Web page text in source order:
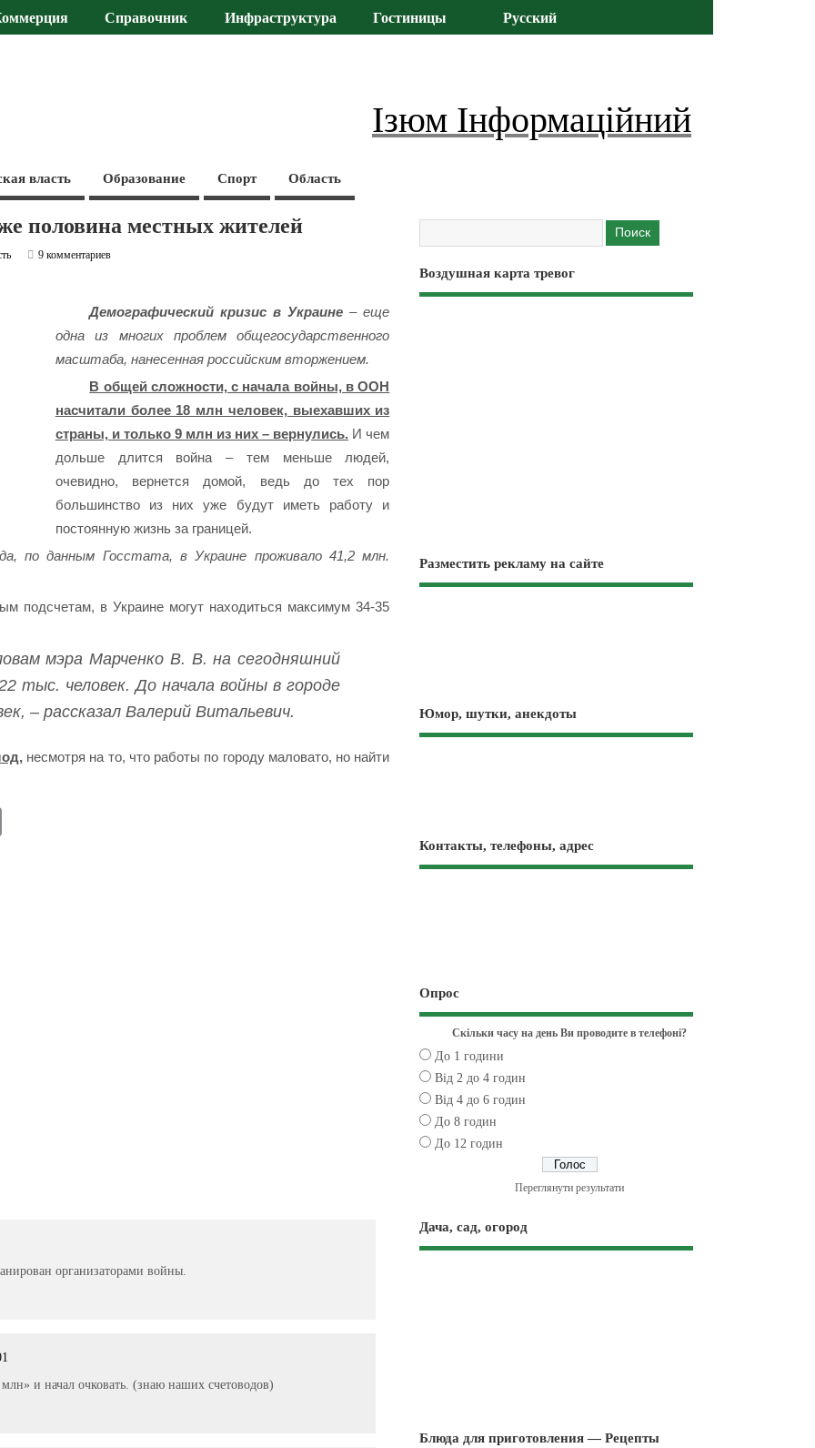
Справочник Инфраструктура Гостиницы Русский
Ізюм Інформаційний
власть Образование Спорт Область
половина местных жителей
9 комментариев
Демографический кризис в Украине – еще
одна из многих проблем общегосударственного
масштаба, нанесенная российским вторжением.
В общей сложности, с начала войны, в ООН
насчитали более 18 млн человек, выехавших из
страны, и только 9 млн из них – вернулись. И чем
дольше длится война – тем меньше людей,
очевидно, вернется домой, ведь до тех пор
большинство из них уже будут иметь работу и
постоянную жизнь за границей.
по данным Госстата, в Украине проживало 41,2 млн.
подсчетам, в Украине могут находиться максимум 34-35
мэра Марченко В. В. на сегодняшний
тыс. человек. До начала войны в городе
– рассказал Валерий Витальевич.
несмотря на то, что работы по городу маловато, но найти
организаторами войны.
и начал очковать. (знаю наших счетоводов)
Воздушная карта тревог
Разместить рекламу на сайте
Юмор, шутки, анекдоты
Контакты, телефоны, адрес
Опрос
Скільки часу на день Ви проводите в телефоні?
До 1 години
Від 2 до 4 годин
Від 4 до 6 годин
До 8 годин
До 12 годин
Переглянути результати
Дача, сад, огород
Блюда для приготовления — Рецепты